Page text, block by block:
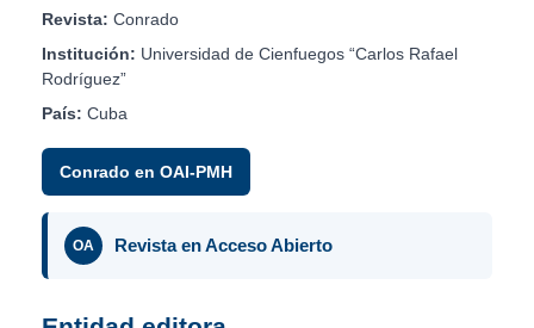
Revista: Conrado
Institución: Universidad de Cienfuegos “Carlos Rafael
Rodríguez”
País: Cuba
Conrado en OAI-PMH
OA Revista en Acceso Abierto